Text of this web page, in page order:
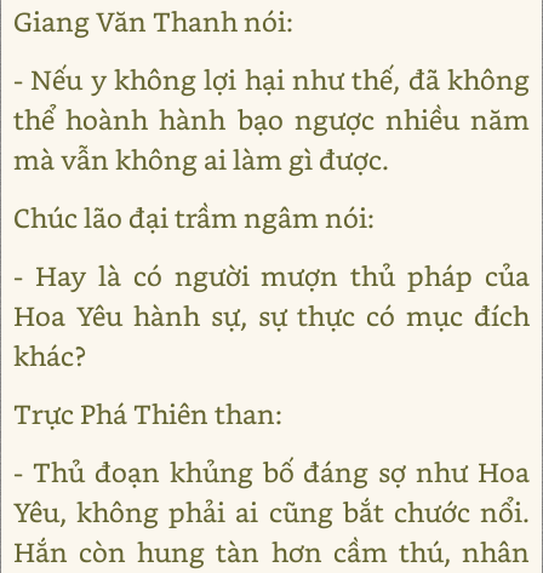
Giang Văn Thanh nói:
- Nếu y không lợi hại như thế, đã không
thể hoành hành bạo ngược nhiều năm
mà vẫn không ai làm gì được.
Chúc lão đại trầm ngâm nói:
- Hay là có người mượn thủ pháp của
Hoa Yêu hành sự, sự thực có mục đích
khác?
Trực Phá Thiên than:
- Thủ đoạn khủng bố đáng sợ như Hoa
Yêu, không phải ai cũng bắt chước nổi.
Hắn còn hung tàn hơn cầm thú, nhân